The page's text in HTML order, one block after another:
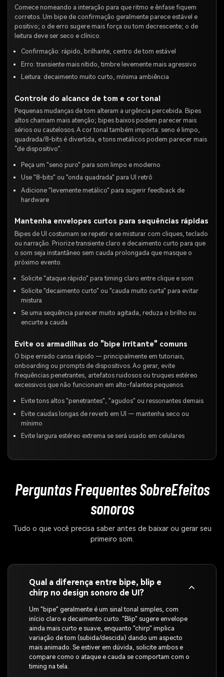
Comece nomeando a interação para que ritmo e ênfase fiquem
corretos. Um bipe de confirmação geralmente parece estável e
positivo; o de erro sugere mais força ou tom decrescente; o de
leitura deve ser seco e clínico.
Confirmação: rápido, brilhante, centro de tom estável
Erro: transiente mais nítido, timbre levemente mais agressivo
Leitura: decaimento muito curto, mínima ambiência
Controle do alcance de tom e cor tonal
Pequenas mudanças de tom alteram a urgência percebida. Bipes
altos chamam mais atenção; bipes baixos podem parecer mais
sérios ou cautelosos. A cor tonal também importa: seno é limpo,
quadrada/8-bits é divertida, e tons metálicos podem parecer mais
“de dispositivo”.
Peça um "seno puro" para som limpo e moderno
Use "8-bits" ou "onda quadrada" para UI retrô
Adicione "levemente metálico" para sugerir feedback de
hardware
Mantenha envelopes curtos para sequências rápidas
Bipes de UI costumam se repetir e se misturar com cliques, teclado
ou narração. Priorize transiente claro e decaimento curto para que
o som seja instantâneo sem cauda prolongada que masque o
próximo evento.
Solicite "ataque rápido" para timing claro entre clique e som
Solicite "decaimento curto" ou "cauda muito curta" para evitar
mistura
Se uma sequência parecer muito agitada, reduza o brilho ou
encurte a cauda
Evite os armadilhas do "bipe irritante" comuns
O bipe errado cansa rápido — principalmente em tutoriais,
onboarding ou prompts de dispositivos. Ao gerar, evite
frequências penetrantes, artefatos ruidosos ou truques estéreo
excessivos que não funcionam em alto-falantes pequenos.
Evite tons altos "penetrantes", "agudos" ou ressonantes demais
Evite caudas longas de reverb em UI — mantenha seco ou
mínimo
Evite largura estéreo extrema se será usado em celulares
Perguntas Frequentes SobreEfeitos
sonoros
Tudo o que você precisa saber antes de baixar ou gerar seu
primeiro som.
Qual a diferença entre bipe, blip e
chirp no design sonoro de UI?
Um "bipe" geralmente é um sinal tonal simples, com
início claro e decaimento curto. "Blip" sugere envelope
ainda mais curto e suave, enquanto "chirp" implica
variação de tom (subida/descida) dando um aspecto
mais animado. Se estiver em dúvida, solicite ambos e
compare como o ataque e cauda se comportam com o
timing na tela.